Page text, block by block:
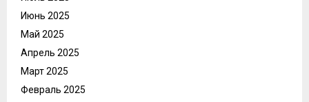
Июнь 2025
Май 2025
Апрель 2025
Март 2025
Февраль 2025